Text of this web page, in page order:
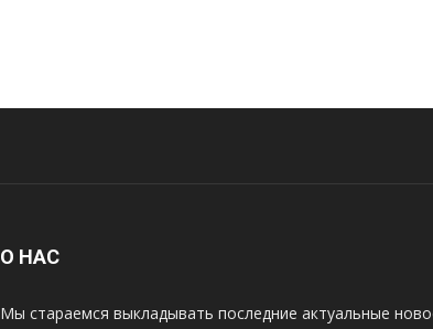
О НАС
Мы стараемся выкладывать последние актуальные